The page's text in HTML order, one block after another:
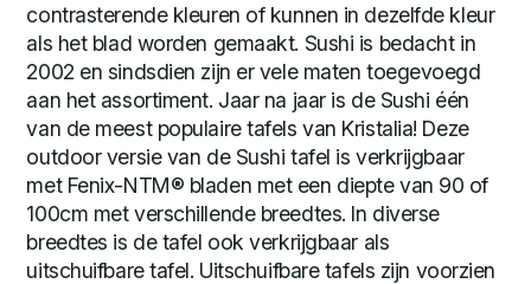
contrasterende kleuren of kunnen in dezelfde kleur
als het blad worden gemaakt. Sushi is bedacht in
2002 en sindsdien zijn er vele maten toegevoegd
aan het assortiment. Jaar na jaar is de Sushi één
van de meest populaire tafels van Kristalia! Deze
outdoor versie van de Sushi tafel is verkrijgbaar
met Fenix-NTM® bladen met een diepte van 90 of
100cm met verschillende breedtes. In diverse
breedtes is de tafel ook verkrijgbaar als
uitschuifbare tafel. Uitschuifbare tafels zijn voorzien